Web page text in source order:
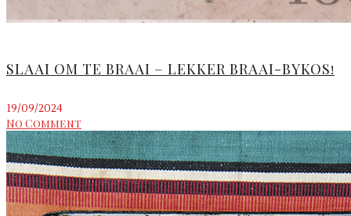
SLAAI OM TE BRAAI – LEKKER BRAAI-BYKOS!
19/09/2024
No Comment